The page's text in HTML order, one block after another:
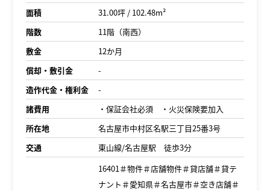
面積
31.00坪 / 102.48m²
階数
11階（南西）
敷金
12か月
償却・敷引金
-
造作代金・権利金
-
諸費用
・保証会社必須 ・火災保険要加入
所在地
名古屋市中村区名駅三丁目25番3号
交通
東山線/名古屋駅 徒歩3分
16401＃物件＃店舗物件＃貸店舗＃貸テ
ナント＃愛知県＃名古屋市＃空き店舗＃